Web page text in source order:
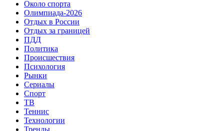
Около спорта
Олимпиада-2026
Отдых в России
Отдых за границей
ПДД
Политика
Происшествия
Психология
Рынки
Сериалы
Спорт
ТВ
Теннис
Технологии
Тренды